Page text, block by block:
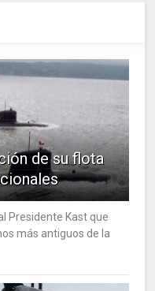
de su flota
Presidente Kast que
más antiguos de la